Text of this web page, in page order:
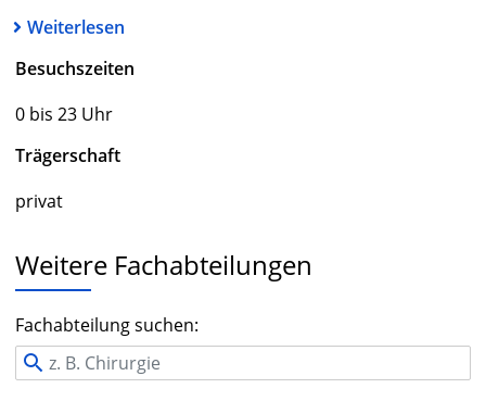
Weiterlesen
Besuchszeiten
0 bis 23 Uhr
Trägerschaft
privat
Weitere Fachabteilungen
Fachabteilung suchen: